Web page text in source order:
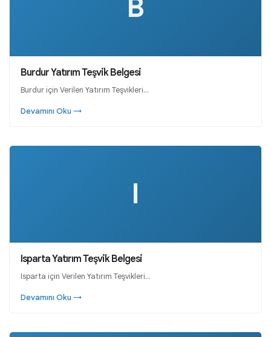
B
Burdur Yatırım Teşvik Belgesi
Burdur için Verilen Yatırım Teşvikleri…
Devamını Oku →
I
Isparta Yatırım Teşvik Belgesi
Isparta için Verilen Yatırım Teşvikleri…
Devamını Oku →